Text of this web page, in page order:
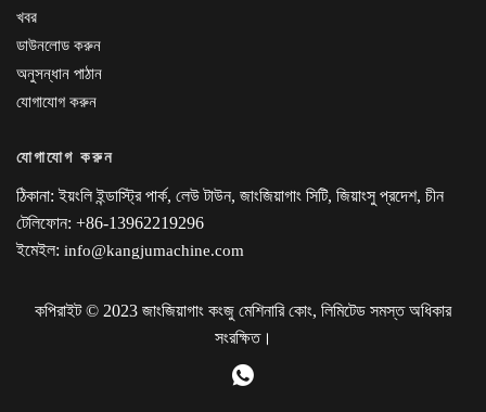
খবর
ডাউনলোড করুন
অনুসন্ধান পাঠান
যোগাযোগ করুন
যোগাযোগ করুন
ঠিকানা: ইয়ংলি ইন্ডাস্ট্রি পার্ক, লেউ টাউন, জাংজিয়াগাং সিটি, জিয়াংসু প্রদেশ, চীন
টেলিফোন: +86-13962219296
ইমেইল: info@kangjumachine.com
কপিরাইট © 2023 জাংজিয়াগাং কংজু মেশিনারি কোং, লিমিটেড সমস্ত অধিকার
সংরক্ষিত।